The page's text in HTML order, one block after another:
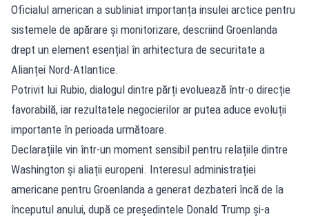
Oficialul american a subliniat importanța insulei arctice pentru
sistemele de apărare și monitorizare, descriind Groenlanda
drept un element esențial în arhitectura de securitate a
Alianței Nord-Atlantice.
Potrivit lui Rubio, dialogul dintre părți evoluează într-o direcție
favorabilă, iar rezultatele negocierilor ar putea aduce evoluții
importante în perioada următoare.
Declarațiile vin într-un moment sensibil pentru relațiile dintre
Washington și aliații europeni. Interesul administrației
americane pentru Groenlanda a generat dezbateri încă de la
începutul anului, după ce președintele Donald Trump și-a